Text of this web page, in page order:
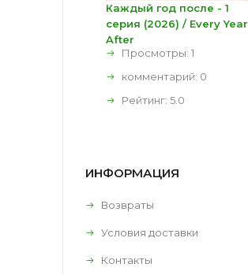
Каждый год после - 1
серия (2026) / Every Year
After
Просмотры: 1
комментарий: 0
Рейтинг: 5.0
ИНФОРМАЦИЯ
Возвраты
Условия доставки
Контакты